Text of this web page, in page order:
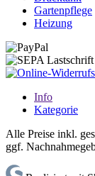
Gartenpflege
Heizung
Info
Kategorie
Alle Preise inkl.
ggf.